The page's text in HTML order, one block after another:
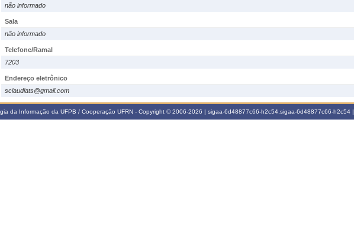
não informado
Sala
não informado
Telefone/Ramal
7203
Endereço eletrônico
sclaudiats@gmail.com
da Informação da UFPB / Cooperação UFRN - Copyright © 2006-2026 | sigaa-6d48877c66-h2c54.sigaa-6d48877c66-h2c54 |